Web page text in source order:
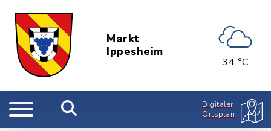
Markt
Ippesheim
34 °C
Digitaler
Ortsplan